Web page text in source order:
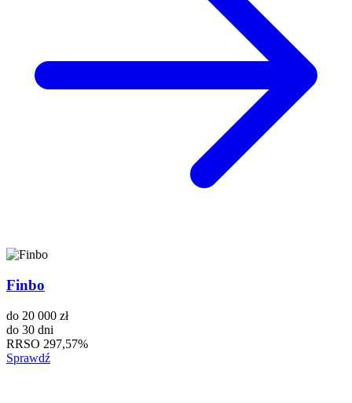
Finbo
do 20 000 zł
do 30 dni
RRSO 297,57%
Sprawdź